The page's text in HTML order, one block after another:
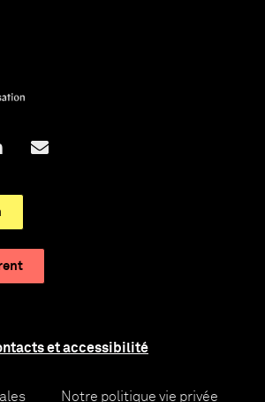
et accessibilité
Notre politique vie privée